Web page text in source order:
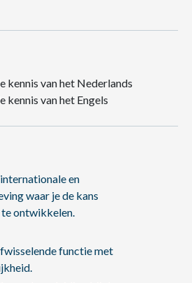
kennis van het Nederlands
kennis van het Engels
en
waar je de kans
ontwikkelen.
functie met